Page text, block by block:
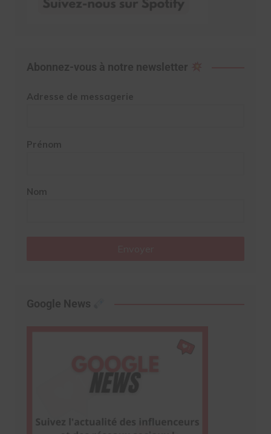
Abonnez-vous à notre newsletter
Adresse de messagerie
Prénom
Nom
Google News